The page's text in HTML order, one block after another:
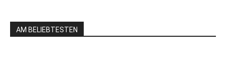
AM BELIEBTESTEN